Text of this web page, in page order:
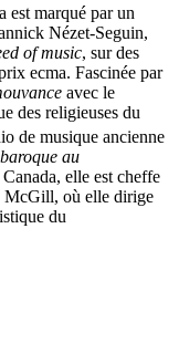
est marqué par un
Nézet-Seguin,
of music, sur des
ecma. Fascinée par
avec le
des religieuses du
de musique ancienne
au
elle est cheffe
McGill, où elle dirige
du